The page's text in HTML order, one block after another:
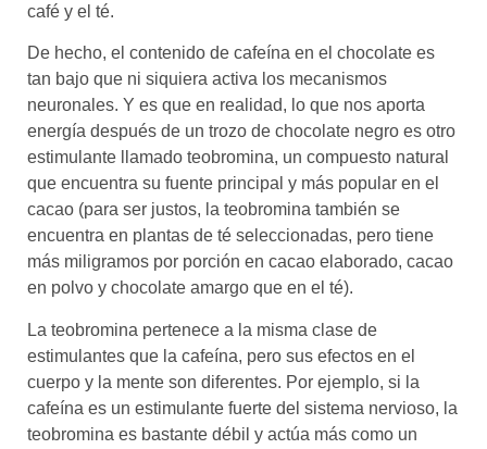
café y el té.
De hecho, el contenido de cafeína en el chocolate es
tan bajo que ni siquiera activa los mecanismos
neuronales. Y es que en realidad, lo que nos aporta
energía después de un trozo de chocolate negro es otro
estimulante llamado teobromina, un compuesto natural
que encuentra su fuente principal y más popular en el
cacao (para ser justos, la teobromina también se
encuentra en plantas de té seleccionadas, pero tiene
más miligramos por porción en cacao elaborado, cacao
en polvo y chocolate amargo que en el té).
La teobromina pertenece a la misma clase de
estimulantes que la cafeína, pero sus efectos en el
cuerpo y la mente son diferentes. Por ejemplo, si la
cafeína es un estimulante fuerte del sistema nervioso, la
teobromina es bastante débil y actúa más como un